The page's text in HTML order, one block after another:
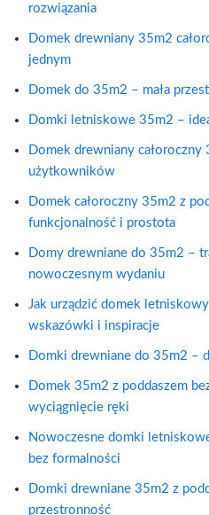
rozwiązania
Domek drewniany 35m2
jednym
Domek do 35m2 – mała
Domki letniskowe 35m2 –
Domek drewniany
użytkowników
Domek całoroczny 35m2 z
funkcjonalność i prostota
Domy drewniane do 35m2 –
nowoczesnym wydaniu
Jak urządzić domek
wskazówki i inspiracje
Domki drewniane do 35m2 –
Domek 35m2 z poddaszem
wyciągnięcie ręki
Nowoczesne domki
bez formalności
Domki drewniane 35m2 z
przestronność